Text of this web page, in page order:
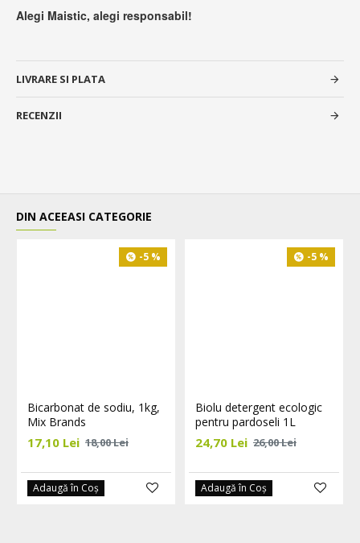
Alegi Maistic, alegi responsabil!
LIVRARE SI PLATA
RECENZII
DIN ACEEASI CATEGORIE
-5 %
Bicarbonat de sodiu, 1kg,
Mix Brands
17,10 Lei 18,00 Lei
Adaugă în Coş
-5 %
Biolu detergent ecologic
pentru pardoseli 1L
24,70 Lei 26,00 Lei
Adaugă în Coş